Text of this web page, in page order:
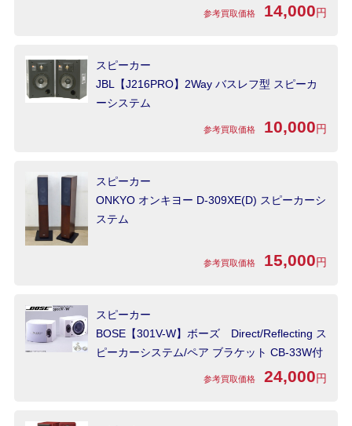
参考買取価格 14,000円
スピーカー
JBL【J216PRO】2Way バスレフ型 スピーカ
ーシステム
参考買取価格 10,000円
スピーカー
ONKYO オンキヨー D-309XE(D) スピーカーシ
ステム
参考買取価格 15,000円
スピーカー
BOSE【301V-W】ボーズ Direct/Reflecting ス
ピーカーシステム/ペア ブラケット CB-33W付
参考買取価格 24,000円